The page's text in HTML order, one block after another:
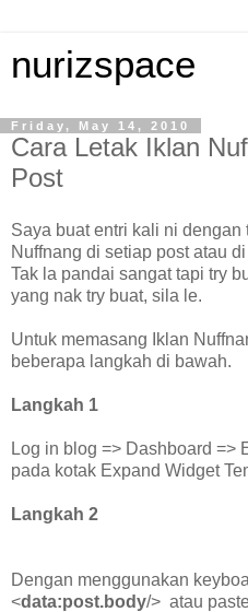
nurizspace
Friday, May 14, 2010
Cara Letak Iklan
Post
Saya buat entri kali ni dengan
Nuffnang di setiap post atau
Tak la pandai sangat tapi try
yang nak try buat, sila le.
Untuk memasang Iklan
beberapa langkah di bawah.
Langkah 1
Log in blog => Dashboard =>
pada kotak Expand Widget
Langkah 2
Dengan menggunakan
<data:post.body/> atau